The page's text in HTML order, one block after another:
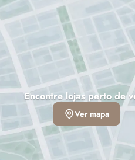
Encontre lojas perto de
Ver mapa